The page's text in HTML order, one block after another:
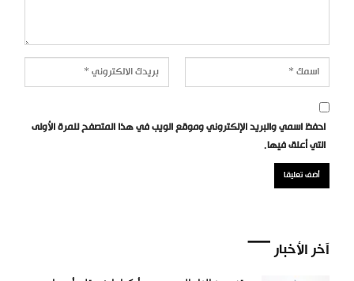
احفظ اسمي والبريد الإلكتروني وموقع الويب في هذا المتصفح للمرة الأولى
التي أعلق فيها.
آخر الأخبار